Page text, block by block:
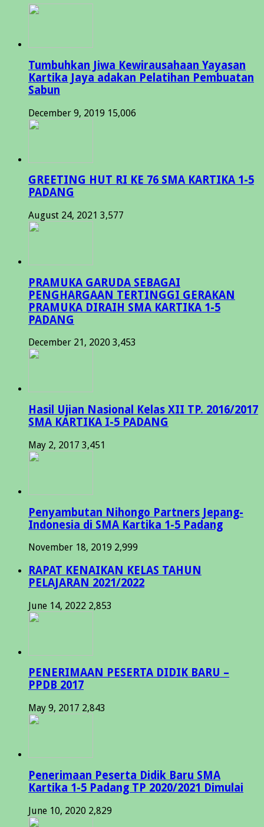
Tumbuhkan Jiwa Kewirausahaan Yayasan
Kartika Jaya adakan Pelatihan Pembuatan
Sabun
December 9, 2019 15,006
GREETING HUT RI KE 76 SMA KARTIKA 1-5
PADANG
August 24, 2021 3,577
PRAMUKA GARUDA SEBAGAI
PENGHARGAAN TERTINGGI GERAKAN
PRAMUKA DIRAIH SMA KARTIKA 1-5
PADANG
December 21, 2020 3,453
Hasil Ujian Nasional Kelas XII TP. 2016/2017
SMA KARTIKA I-5 PADANG
May 2, 2017 3,451
Penyambutan Nihongo Partners Jepang-
Indonesia di SMA Kartika 1-5 Padang
November 18, 2019 2,999
RAPAT KENAIKAN KELAS TAHUN
PELAJARAN 2021/2022
June 14, 2022 2,853
PENERIMAAN PESERTA DIDIK BARU –
PPDB 2017
May 9, 2017 2,843
Penerimaan Peserta Didik Baru SMA
Kartika 1-5 Padang TP 2020/2021 Dimulai
June 10, 2020 2,829